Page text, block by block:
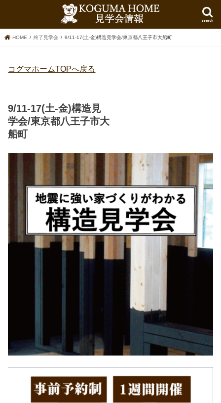
search
HOME 終了見学会 9/11-17(土-金)構造見学会/東京都八王子市大船町
コグマホームTOPへ戻る
9/11-17(土-金)構造見
学会/東京都八王子市大
船町